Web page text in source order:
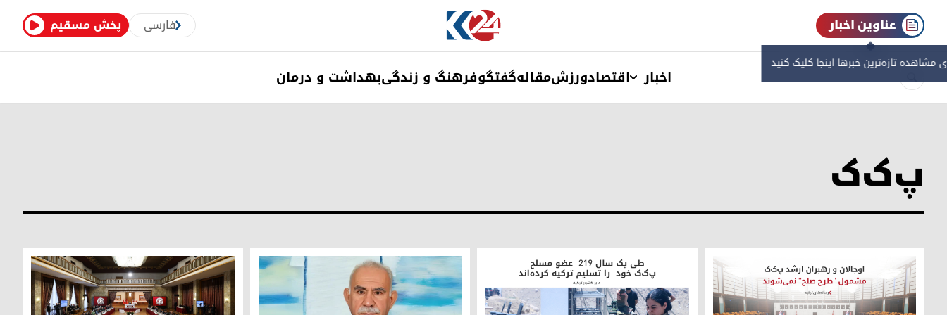
پخش مسقیم فارسی عناوین اخبار
مشاهده‌ تازه‌ترین خبرها اینجا کلیک کنید
اخبار اقتصادورزشمقالهگفتگوفرهنگ و زندگیبهداشت و درمان
پ‌ک‌ک